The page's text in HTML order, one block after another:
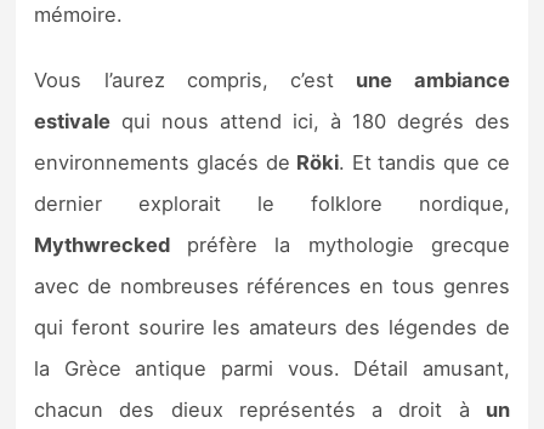
mémoire.
Vous l’aurez compris, c’est une ambiance
estivale qui nous attend ici, à 180 degrés des
environnements glacés de Röki. Et tandis que ce
dernier explorait le folklore nordique,
Mythwrecked préfère la mythologie grecque
avec de nombreuses références en tous genres
qui feront sourire les amateurs des légendes de
la Grèce antique parmi vous. Détail amusant,
chacun des dieux représentés a droit à un